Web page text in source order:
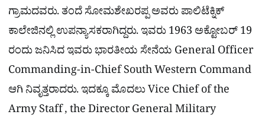
ಗ್ರಾಮದವರು. ತಂದೆ ಸೋಮಶೇಖರಪ್ಪ ಅವರು ಪಾಲಿಟೆಕ್ನಿಕ್
ಕಾಲೇಜಿನಲ್ಲಿ ಉಪನ್ಯಾಸಕರಾಗಿದ್ದರು. ಇವರು 1963 ಅಕ್ಟೋಬರ್​ 19
ರಂದು ಜನಿಸಿದ ಇವರು ಭಾರತೀಯ ಸೇನೆಯ General Officer
Commanding-in-Chief South Western Command
ಆಗಿ ನಿವೃತ್ತರಾದರು. ಇದಕ್ಕೂ ಮೊದಲು Vice Chief of the
Army Staff , the Director General Military